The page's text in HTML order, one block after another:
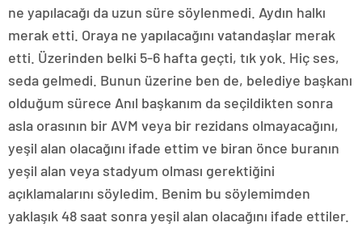
ne yapılacağı da uzun süre söylenmedi. Aydın halkı
merak etti. Oraya ne yapılacağını vatandaşlar merak
etti. Üzerinden belki 5-6 hafta geçti, tık yok. Hiç ses,
seda gelmedi. Bunun üzerine ben de, belediye başkanı
olduğum sürece Anıl başkanım da seçildikten sonra
asla orasının bir AVM veya bir rezidans olmayacağını,
yeşil alan olacağını ifade ettim ve biran önce buranın
yeşil alan veya stadyum olması gerektiğini
açıklamalarını söyledim. Benim bu söylemimden
yaklaşık 48 saat sonra yeşil alan olacağını ifade ettiler.